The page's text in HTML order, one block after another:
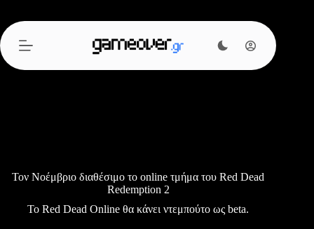
περιεχόμενο
Τον Νοέμβριο διαθέσιμο το online τμήμα του Red Dead
Redemption 2
Το Red Dead Online θα κάνει ντεμπούτο ως beta.